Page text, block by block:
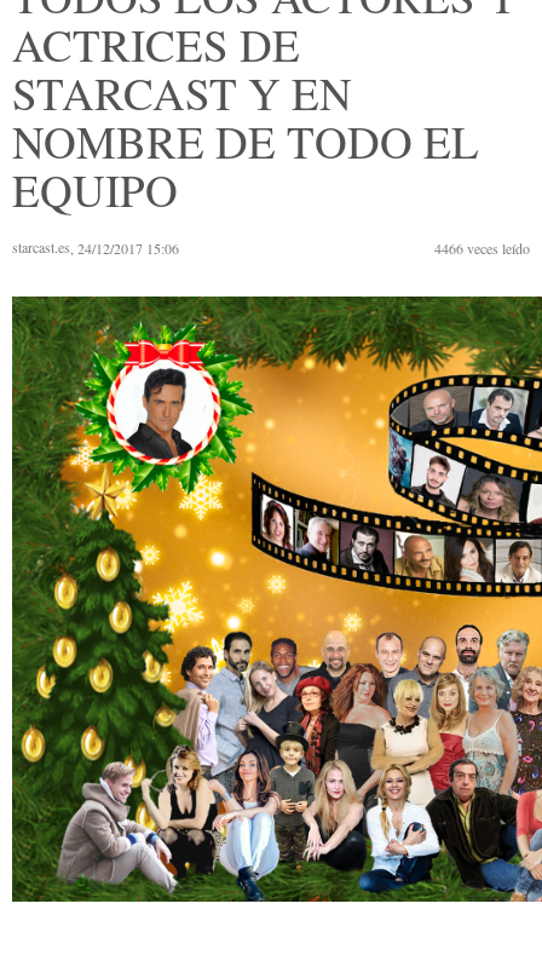
ACTRICES DE
STARCAST Y EN
NOMBRE DE TODO EL
EQUIPO
starcast.es , 24/12/2017 15:06 4466veces leído